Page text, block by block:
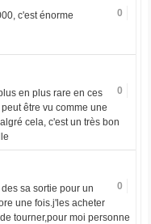
0
c'est énorme
0
en plus rare en ces
être vu comme une
cela, c'est un très bon
0
sa sortie pour un
une fois.j'les acheter
tourner,pour moi personne